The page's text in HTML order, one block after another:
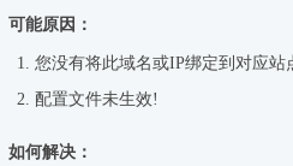
可能原因：
您没有将此域名或IP绑定到对应站
配置文件未生效!
如何解决：